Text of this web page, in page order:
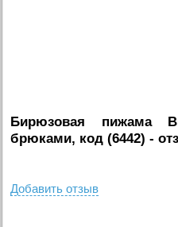
Бирюзовая пижама
брюками, код (6442) -
Добавить отзыв